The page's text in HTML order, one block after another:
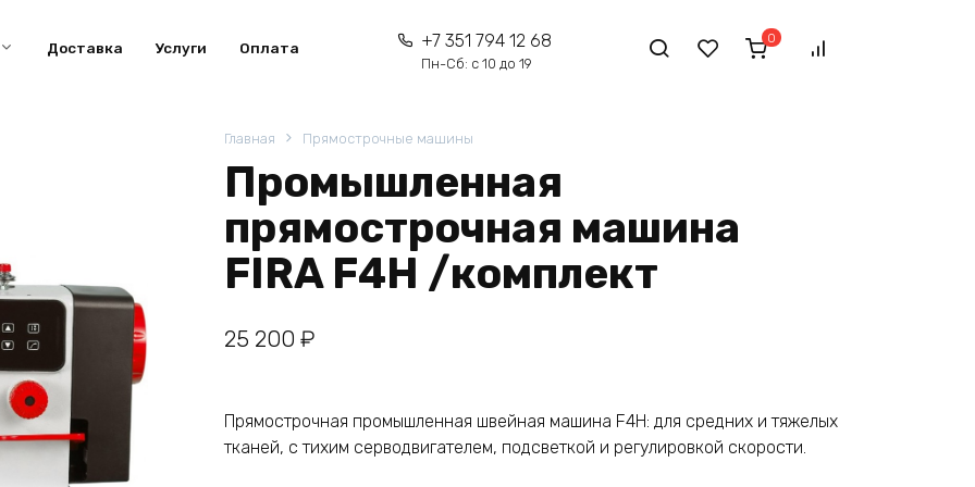
Доставка Услуги Оплата +7 351 794 12 68
Пн-Сб: с 10 до 19
0
Главная Прямострочные машины
Промышленная
прямострочная машина
FIRA F4H /комплект
25 200 ₽
Прямострочная промышленная швейная машина F4H: для средних и тяжелых
тканей, с тихим серводвигателем, подсветкой и регулировкой скорости.